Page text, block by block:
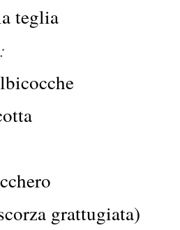
teglia
grattugiata)